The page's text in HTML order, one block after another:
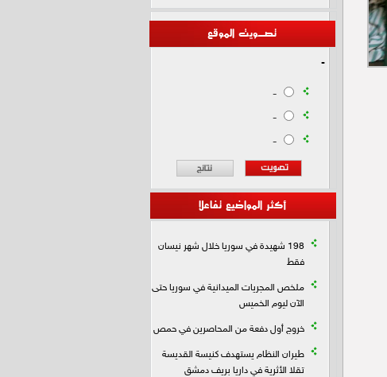
تصـويت الموقع
-
-
-
-
أكثر المواضيع تفاعلا
198 شهيدة في سوريا خلال شهر نيسان
فقط
ملخص المجريات الميدانية في سوريا حتى
الآن ليوم الخميس
خروج أول دفعة من المحاصرين في حمص
طيران النظام يستهدف كنيسة القديسة
تقلا الأثرية في داريا بريف دمشق